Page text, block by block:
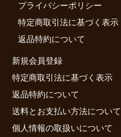
プライバシーポリシー
特定商取引法に基づく表示
返品特約について
新規会員登録
特定商取引法に基づく表示
返品特約について
送料とお支払い方法について
個人情報の取扱いについて